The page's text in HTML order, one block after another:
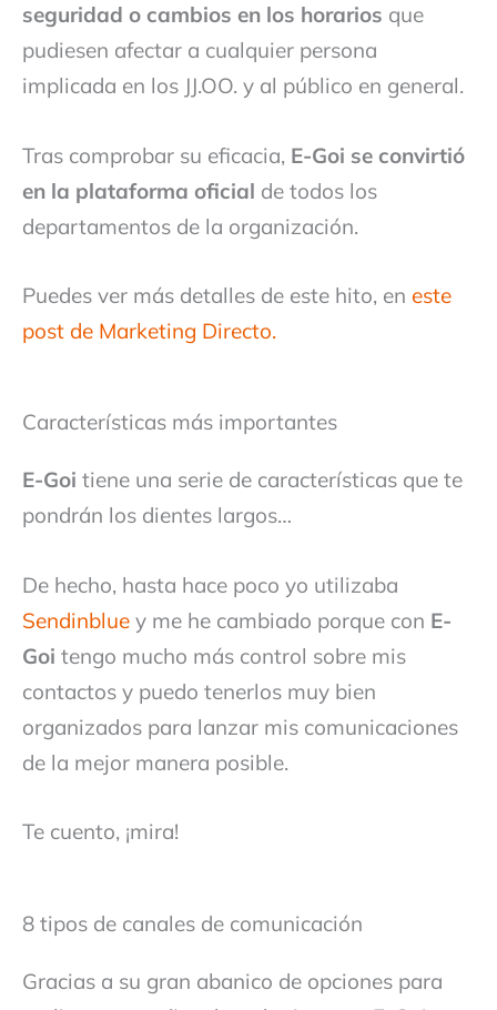
seguridad o cambios en los horarios que
pudiesen afectar a cualquier persona
implicada en los JJ.OO. y al público en general.
Tras comprobar su eficacia, E-Goi se convirtió
en la plataforma oficial de todos los
departamentos de la organización.
Puedes ver más detalles de este hito, en este
post de Marketing Directo.
Características más importantes
E-Goi tiene una serie de características que te
pondrán los dientes largos…
De hecho, hasta hace poco yo utilizaba
Sendinblue y me he cambiado porque con E-
Goi tengo mucho más control sobre mis
contactos y puedo tenerlos muy bien
organizados para lanzar mis comunicaciones
de la mejor manera posible.
Te cuento, ¡mira!
8 tipos de canales de comunicación
Gracias a su gran abanico de opciones para